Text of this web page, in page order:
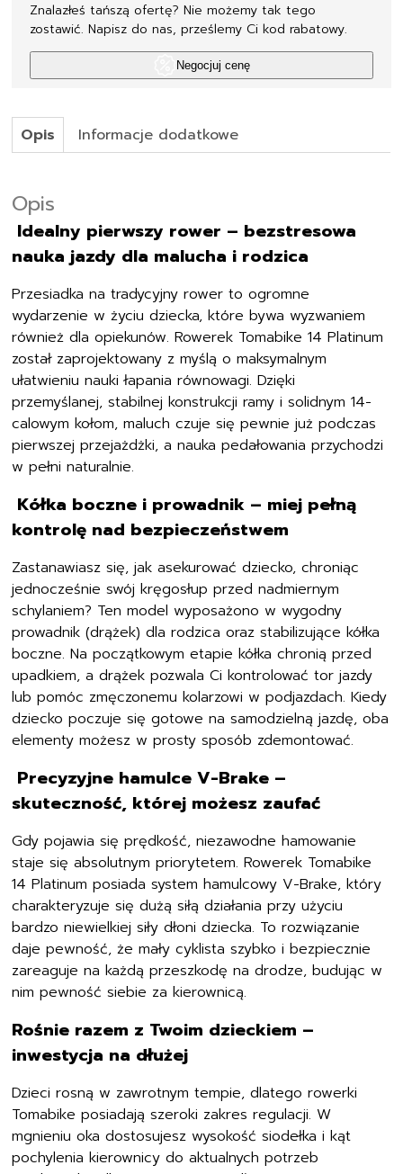
Znalazłeś tańszą ofertę? Nie możemy tak tego
zostawić. Napisz do nas, prześlemy Ci kod rabatowy.
Negocjuj cenę
Opis Informacje dodatkowe
Opis
Idealny pierwszy rower – bezstresowa
nauka jazdy dla malucha i rodzica
Przesiadka na tradycyjny rower to ogromne
wydarzenie w życiu dziecka, które bywa wyzwaniem
również dla opiekunów. Rowerek Tomabike 14 Platinum
został zaprojektowany z myślą o maksymalnym
ułatwieniu nauki łapania równowagi. Dzięki
przemyślanej, stabilnej konstrukcji ramy i solidnym 14-
calowym kołom, maluch czuje się pewnie już podczas
pierwszej przejażdżki, a nauka pedałowania przychodzi
w pełni naturalnie.
Kółka boczne i prowadnik – miej pełną
kontrolę nad bezpieczeństwem
Zastanawiasz się, jak asekurować dziecko, chroniąc
jednocześnie swój kręgosłup przed nadmiernym
schylaniem? Ten model wyposażono w wygodny
prowadnik (drążek) dla rodzica oraz stabilizujące kółka
boczne. Na początkowym etapie kółka chronią przed
upadkiem, a drążek pozwala Ci kontrolować tor jazdy
lub pomóc zmęczonemu kolarzowi w podjazdach. Kiedy
dziecko poczuje się gotowe na samodzielną jazdę, oba
elementy możesz w prosty sposób zdemontować.
Precyzyjne hamulce V-Brake –
skuteczność, której możesz zaufać
Gdy pojawia się prędkość, niezawodne hamowanie
staje się absolutnym priorytetem. Rowerek Tomabike
14 Platinum posiada system hamulcowy V-Brake, który
charakteryzuje się dużą siłą działania przy użyciu
bardzo niewielkiej siły dłoni dziecka. To rozwiązanie
daje pewność, że mały cyklista szybko i bezpiecznie
zareaguje na każdą przeszkodę na drodze, budując w
nim pewność siebie za kierownicą.
Rośnie razem z Twoim dzieckiem –
inwestycja na dłużej
Dzieci rosną w zawrotnym tempie, dlatego rowerki
Tomabike posiadają szeroki zakres regulacji. W
mgnieniu oka dostosujesz wysokość siodełka i kąt
pochylenia kierownicy do aktualnych potrzeb